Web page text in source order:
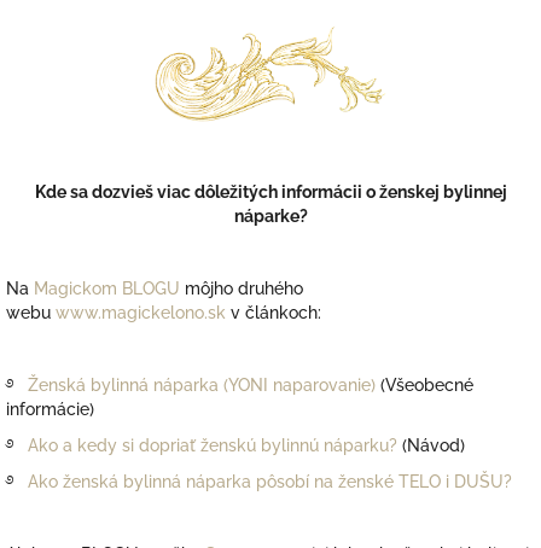
Kde sa dozvieš viac dôležitých informácii o ženskej bylinnej
náparke?
Na Magickom BLOGU môjho druhého
webu www.magickelono.sk v článkoch:
࿔ Ženská bylinná náparka (YONI naparovanie) (Všeobecné
informácie)
࿔
Ako a kedy si dopriať ženskú bylinnú náparku? (Návod)
࿔
Ako ženská bylinná náparka pôsobí na ženské TELO i DUŠU?